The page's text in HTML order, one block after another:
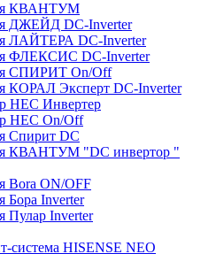
КВАНТУМ
ДЖЕЙД DC-Inverter
ЛАЙТЕРА DC-Inverter
ФЛЕКСИС DC-Inverter
СПИРИТ On/Off
КОРАЛ Эксперт DC-Inverter
HEC Инвертер
HEC On/Off
Спирит DC
КВАНТУМ "DC инвертор "
Bora ON/OFF
Бора Inverter
Пулар Inverter
система HISENSE NEO